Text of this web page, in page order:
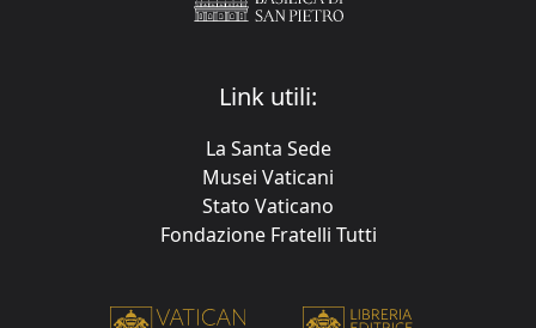
Link utili:
La Santa Sede
Musei Vaticani
Stato Vaticano
Fondazione Fratelli Tutti